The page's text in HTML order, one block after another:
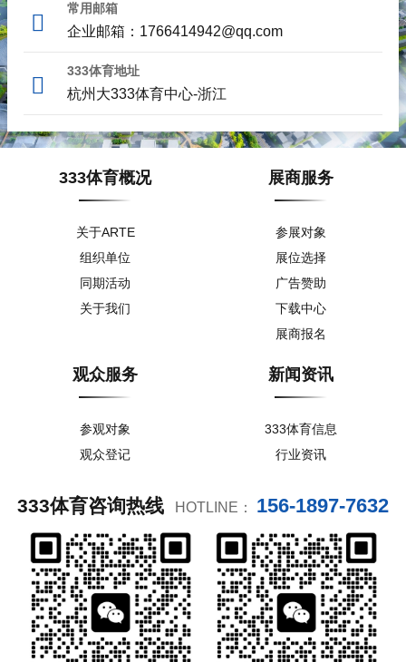
常用邮箱
企业邮箱：1766414942@qq.com
333体育地址
杭州大333体育中心-浙江
333体育概况
关于ARTE
组织单位
同期活动
关于我们
展商服务
参展对象
展位选择
广告赞助
下载中心
展商报名
观众服务
参观对象
观众登记
新闻资讯
333体育信息
行业资讯
333体育咨询热线 HOTLINE： 156-1897-7632